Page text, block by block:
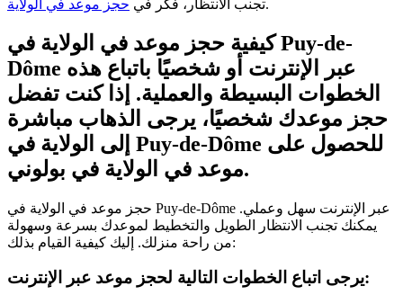
تجنب الانتظار، فكر في حجز موعد في الولاية .
كيفية حجز موعد في الولاية في Puy-de-
Dôme عبر الإنترنت أو شخصيًا باتباع هذه
الخطوات البسيطة والعملية. إذا كنت تفضل
حجز موعدك شخصيًا، يرجى الذهاب مباشرة
إلى الولاية في Puy-de-Dôme للحصول على
موعد في الولاية في بولوني.
حجز موعد في الولاية في Puy-de-Dôme عبر الإنترنت سهل وعملي.
يمكنك تجنب الانتظار الطويل والتخطيط لموعدك بسرعة وسهولة
من راحة منزلك. إليك كيفية القيام بذلك:
يرجى اتباع الخطوات التالية لحجز موعد عبر الإنترنت: